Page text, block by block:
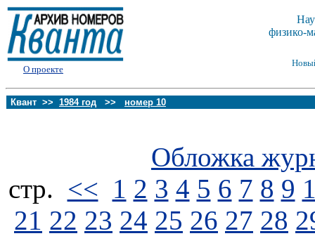
О проекте
физико-
Квант >> 1984 год >> номер 10
Обложка
стp. << 1 2 3 4 5 6 7 8 9
21 22 23 24 25 26 27 28